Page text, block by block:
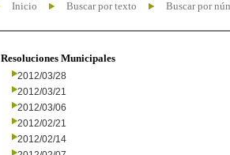
Inicio Buscar por texto Buscar por
Resoluciones Municipales
2012/03/28
2012/03/21
2012/03/06
2012/02/21
2012/02/14